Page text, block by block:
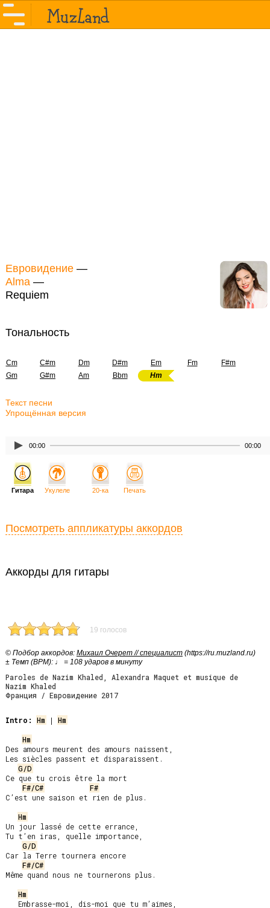
Евровидение —
Alma —
Requiem
Тональность
Cm C#m Dm D#m Em Fm
F#m
Gm
G#m Am Bbm Hm
Текст песни
Упрощённая версия
00:00 00:00
Аккорды для гитары
19 голосов
© Подбор аккордов: Михаил Очерет // специалист (https://ru.muzland.ru)
± Темп (BPM): ♩ = 108 ударов в минуту
Paroles de Nazim Khaled, Alexandra Maquet et musique de
Nazim Khaled
Франция / Евровидение 2017
Intro: Hm | Hm
Hm
Des amours meurent des amours naissent,
Les siècles passent et disparaissent.
G/D
Ce que tu crois être la mort
F#/C#
F#
C’est une saison et rien de plus.
Hm
Un jour lassé de cette errance,
Tu t’en iras, quelle importance,
G/D
Car la Terre tournera encore
F#/C#
Même quand nous ne tournerons plus.
Hm
Гитара Укулеле 20-ка Печать
Посмотреть аппликатуры аккордов